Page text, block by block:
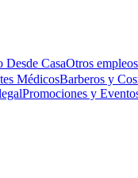
Desde CasaOtros empleos
MédicosBarberos y
Promociones y